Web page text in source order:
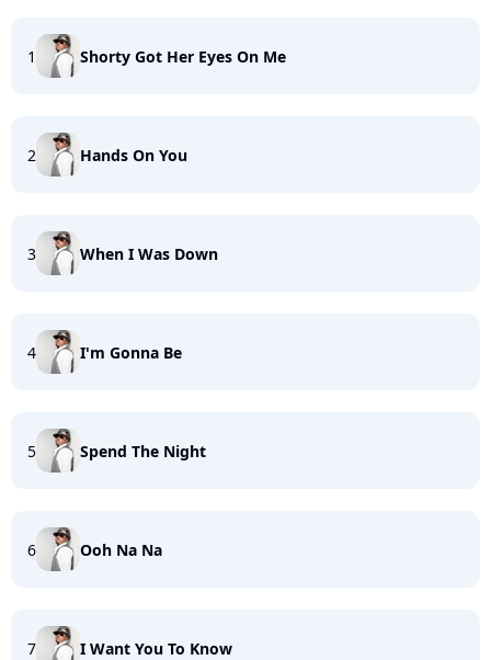
1 Shorty Got Her Eyes On Me
2 Hands On You
3 When I Was Down
4 I'm Gonna Be
5 Spend The Night
6 Ooh Na Na
7 I Want You To Know